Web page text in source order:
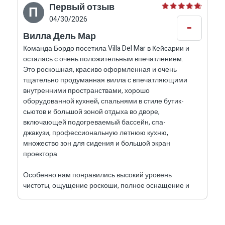
ощущением приватных бутик-сьютов. Каждая
комната спланирована с акцентом на комфорт,
приватность и эстетику, сочетая качественные
кровати, приятное постельное бельё,
современную мебель, мягкое освещение и
дополнительные элементы дизайна.
На верхнем спальном уровне расположены
четыре двухместные спальни. Одна из них
включает приватную ванную комнату, а для
трёх дополнительных комнат рядом
расположена удобная и дизайнерская общая
ванная. В комнатах есть кровати king size,
деревянный паркет ёлочкой, шторы от пола до
потолка, прикроватные тумбы, шкафы для
хранения, халаты, тапочки, полотенца и
П Первый отзыв
04/30/2026
Вилла Дель Мар
Команда Бордо посетила Villa Del Mar в Кейсарии и
осталась с очень положительным впечатлением.
Это роскошная, красиво оформленная и очень
тщательно продуманная вилла с впечатляющими
внутренними пространствами, хорошо
оборудованной кухней, спальнями в стиле бутик-
сьютов и большой зоной отдыха во дворе,
включающей подогреваемый бассейн, спа-
джакузи, профессиональную летнюю кухню,
множество зон для сидения и большой экран
проектора.
Особенно нам понравились высокий уровень
чистоты, ощущение роскоши, полное оснащение и
-